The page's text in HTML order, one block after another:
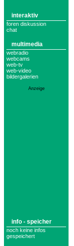
interaktiv
foren diskussion
chat
multimedia
webradio
webcams
web-tv
web-video
bildergalerien
Anzeige
info - speicher
noch keine infos
gespeichert